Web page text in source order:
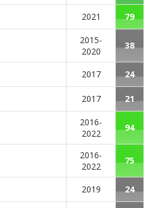
2021 79
2015-
2020
38
2017 24
2017 21
2016-
2022
94
2016-
2022
75
2019 24